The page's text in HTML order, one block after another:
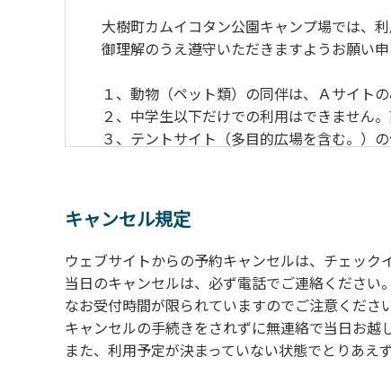
大樹町カムイコタン公園キャンプ場では、
御理解のうえ遵守いただきますようお願い申
１、動物（ペット類）の同伴は、Ａサイト
２、中学生以下だけでの利用はできません
３、テントサイト（多目的広場を含む。）
４、車両は、荷物の積み下ろし時以外は、
５、チェックアウトは、午前10時まで（日
手続きを行ってください。
６、ゴミは分別されたもののみ回収します
にチェックアウトする方は、お持ち帰りを
【禁止事項】
カラオケ、発電機、地面での直火による焚
キャンセル規定
ウェブサイトからの予約キャンセルは、チェック
当日のキャンセルは、必ず電話でご連絡ください
なお受付時間が限られていますのでご注意くださ
キャンセルの手続きをされずに無連絡で当日お越
また、利用予定が決まっていない状態でとりあえ